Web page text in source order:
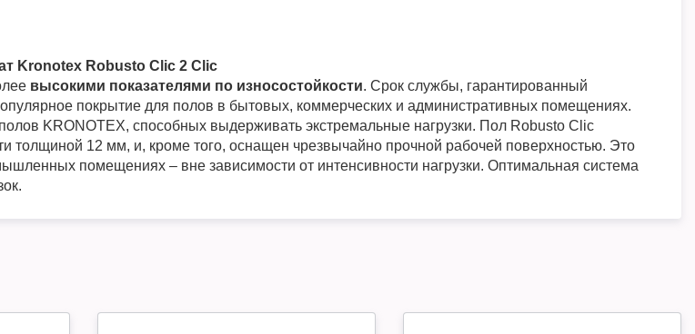
Kronotex Robusto Clic 2 Clic
высокими показателями по износостойкости. Срок службы, гарантированный
покрытие для полов в бытовых, коммерческих и административных помещениях.
KRONOTEX, способных выдерживать экстремальные нагрузки. Пол Robusto Clic
толщиной 12 мм, и, кроме того, оснащен чрезвычайно прочной рабочей поверхностью. Это
помещениях – вне зависимости от интенсивности нагрузки. Оптимальная система